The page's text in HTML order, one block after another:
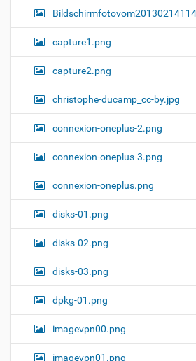
capture1.png
capture2.png
christophe-ducamp_cc-by.jpg
connexion-oneplus-2.png
connexion-oneplus-3.png
connexion-oneplus.png
disks-01.png
disks-02.png
disks-03.png
dpkg-01.png
imagevpn00.png
imagevpn01.png